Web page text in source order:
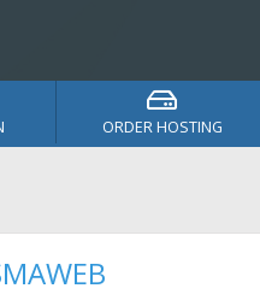
ORDER HOSTING